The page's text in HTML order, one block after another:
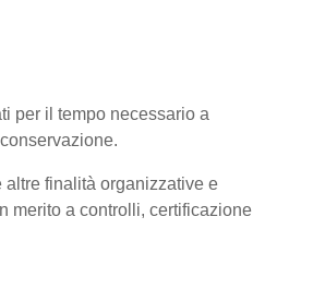
per il tempo necessario a
finalità organizzative e
merito a controlli, certificazione